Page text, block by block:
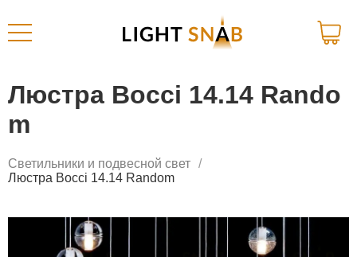
Люстра Bocci 14.14 Rando
m
Светильники и подвесной свет
Люстра Bocci 14.14 Random